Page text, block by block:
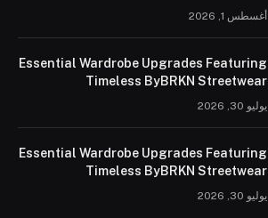
أغسطس 1, 2026
Essential Wardrobe Upgrades Featuring
Timeless ByBRKN Streetwear
يوليو 30, 2026
Essential Wardrobe Upgrades Featuring
Timeless ByBRKN Streetwear
يوليو 30, 2026